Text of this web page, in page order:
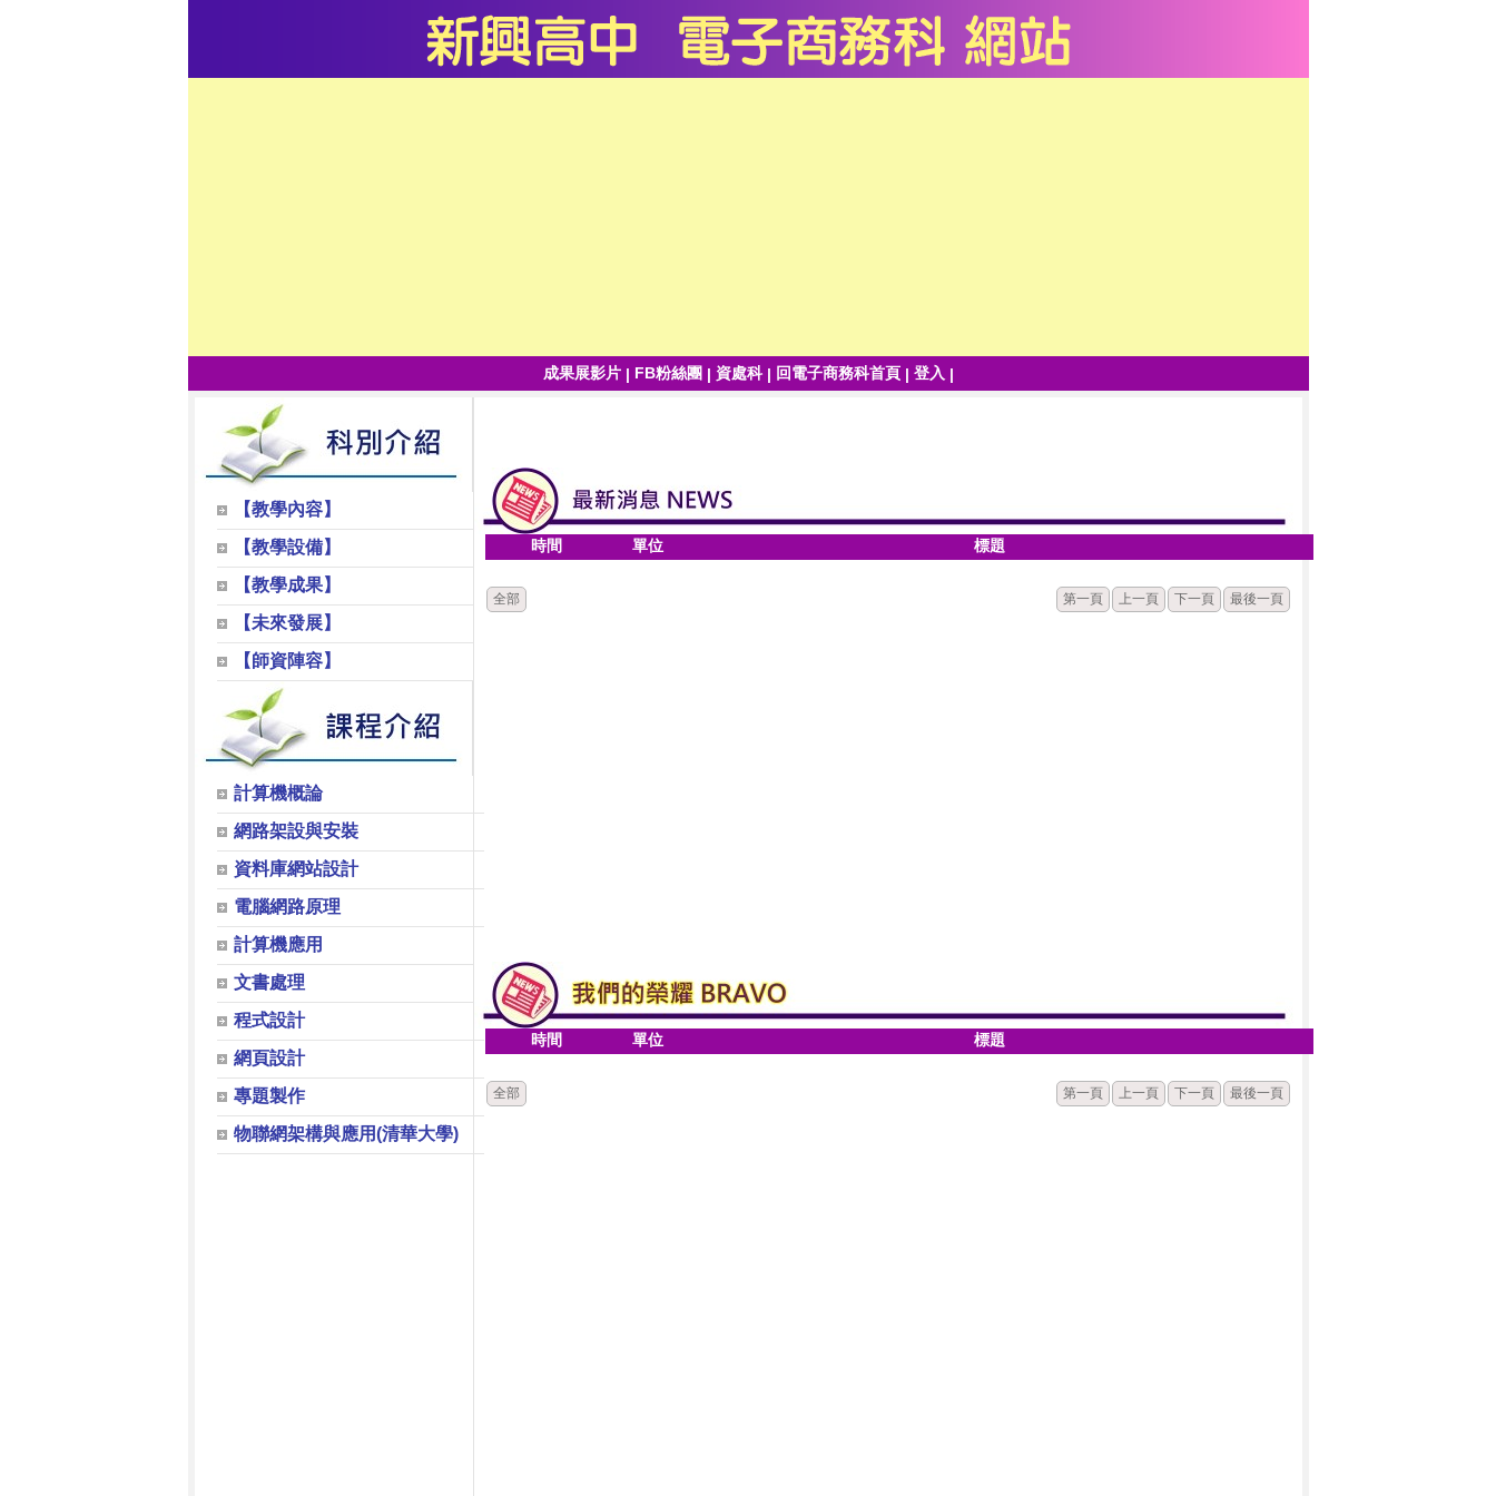
成果展影片| FB粉絲團 | 資處科 | 回電子商務科首頁 | 登入 |
【教學內容】
【教學設備】
【教學成果】
【未來發展】
【師資陣容】
計算機概論
網路架設與安裝
資料庫網站設計
電腦網路原理
計算機應用
文書處理
程式設計
網頁設計
專題製作
物聯網架構與應用(清華大學)
時間 單位 標題
全部 第一頁 上一頁 下一頁 最後一頁
時間 單位 標題
全部 第一頁 上一頁 下一頁 最後一頁